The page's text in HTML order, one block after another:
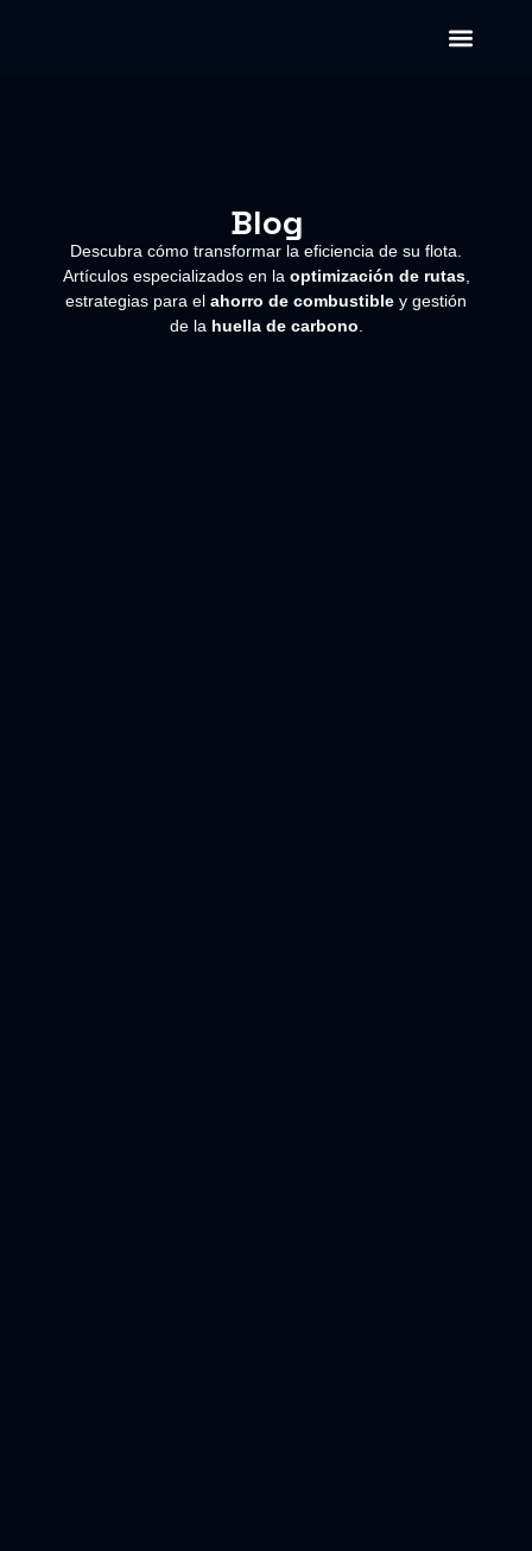
Blog
Descubra cómo transformar la eficiencia de su flota.
Artículos especializados en la optimización de rutas,
estrategias para el ahorro de combustible y gestión
de la huella de carbono